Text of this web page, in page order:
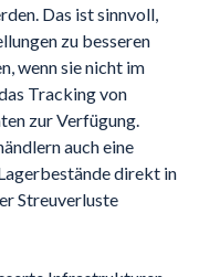
Das ist sinnvoll,
zu besseren
wenn sie nicht im
Tracking von
zur Verfügung.
auch eine
direkt in
Streuverluste